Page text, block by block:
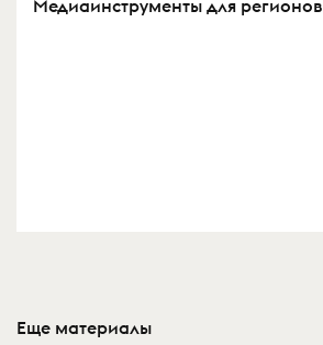
Медиаинструменты для регионов
Еще материалы